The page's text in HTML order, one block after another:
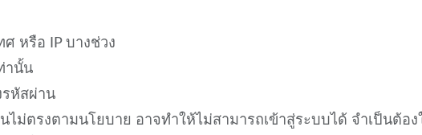
ศ หรือ IP บางช่วง
านั้น
หัสผ่าน
ม่ตรงตามนโยบาย อาจทำให้ไม่สามารถเข้าสู่ระบบได้ จำเป็นต้อง